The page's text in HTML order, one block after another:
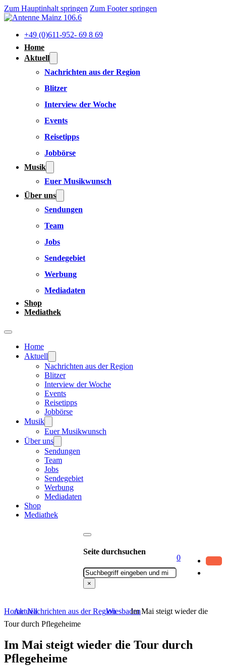
Zum Hauptinhalt springen Zum Footer springen
+49 (0)611-952- 69 8 69
Home
Aktuell
Nachrichten aus der Region
Blitzer
Interview der Woche
Events
Reisetipps
Jobbörse
Musik
Euer Musikwunsch
Über uns
Sendungen
Team
Jobs
Sendegebiet
Werbung
Mediadaten
Shop
Mediathek
Home
Aktuell
Nachrichten aus der Region
Blitzer
Interview der Woche
Events
Reisetipps
Jobbörse
Musik
Euer Musikwunsch
Über uns
Sendungen
Team
Jobs
Sendegebiet
Werbung
Mediadaten
Shop
Mediathek
Seite durchsuchen
Suchen
×
0
HomeAktuellNachrichten aus der RegionWiesbadenIm Mai steigt wieder die
Tour durch Pflegeheime
Im Mai steigt wieder die Tour durch
Pflegeheime